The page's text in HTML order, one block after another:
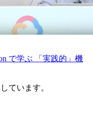
で学ぶ 「実践的」機
ています。